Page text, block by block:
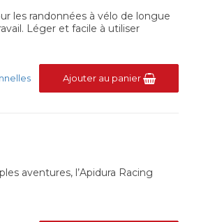
les randonnées à vélo de longue
Léger et facile à utiliser
Ajouter au panier
aventures, l’Apidura Racing